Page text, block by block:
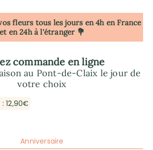
fleurs tous les jours en 4h en France
et en 24h à l'étranger 💐
commande en ligne
au Pont-de-Claix le jour de
votre choix
12,90€
Anniversaire